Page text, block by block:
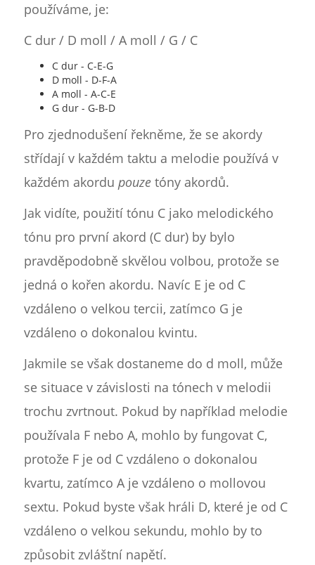
používáme, je:
C dur / D moll / A moll / G / C
C dur - C-E-G
D moll - D-F-A
A moll - A-C-E
G dur - G-B-D
Pro zjednodušení řekněme, že se akordy
střídají v každém taktu a melodie používá v
každém akordu pouzetóny akordů.
Jak vidíte, použití tónu C jako melodického
tónu pro první akord (C dur) by bylo
pravděpodobně skvělou volbou, protože se
jedná o kořen akordu. Navíc E je od C
vzdáleno o velkou tercii, zatímco G je
vzdáleno o dokonalou kvintu.
Jakmile se však dostaneme do d moll, může
se situace v závislosti na tónech v melodii
trochu zvrtnout. Pokud by například melodie
používala F nebo A, mohlo by fungovat C,
protože F je od C vzdáleno o dokonalou
kvartu, zatímco A je vzdáleno o mollovou
sextu. Pokud byste však hráli D, které je od C
vzdáleno o velkou sekundu, mohlo by to
způsobit zvláštní napětí.